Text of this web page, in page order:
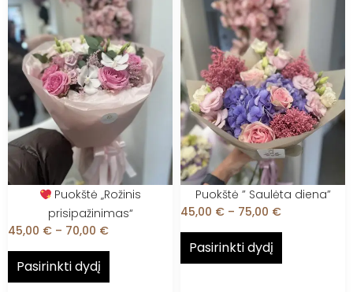
Puokštė „Rožinis
prisipažinimas“
45,00 € – 70,00 €
Pasirinkti dydį
Puokštė ” Saulėta diena”
45,00 € – 75,00 €
Pasirinkti dydį